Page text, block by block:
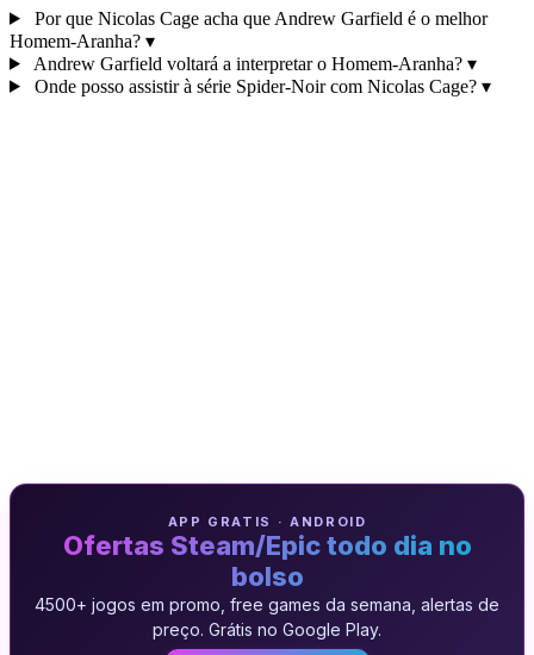
Por que Nicolas Cage acha que Andrew Garfield é o melhor
Homem-Aranha? ▾
Andrew Garfield voltará a interpretar o Homem-Aranha? ▾
Onde posso assistir à série Spider-Noir com Nicolas Cage? ▾
APP GRATIS · ANDROID
Ofertas Steam/Epic todo dia no
bolso
4500+ jogos em promo, free games da semana, alertas de
preço. Grátis no Google Play.